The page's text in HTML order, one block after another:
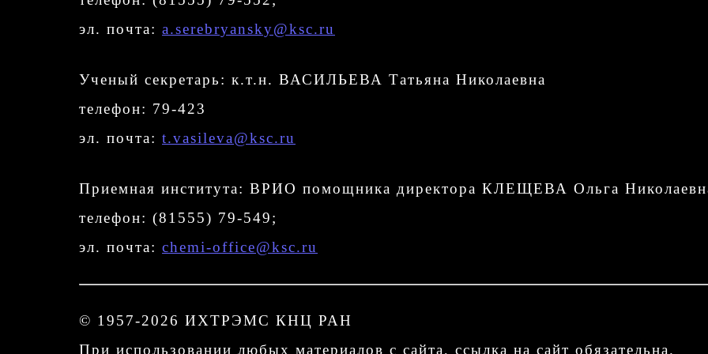
эл. почта: a.serebryansky@ksc.ru
Ученый секретарь: к.т.н. ВАСИЛЬЕВА Татьяна Николаевна
телефон: 79-423
эл. почта: t.vasileva@ksc.ru
Приемная института: ВРИО помощника директора КЛЕЩЕВА Ольга
телефон: (81555) 79-549;
эл. почта: chemi-office@ksc.ru
© 1957-2026 ИХТРЭМС КНЦ РАН
При использовании любых материалов с сайта, ссылка на сайт обязательна.